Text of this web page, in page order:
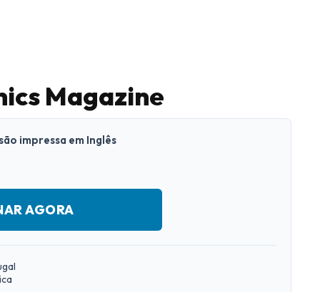
Magazine
impressa em Inglês
AGORA